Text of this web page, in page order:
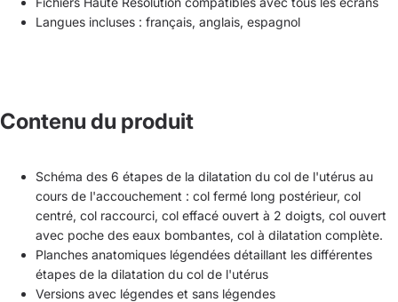
Langues incluses : français, anglais, espagnol
Contenu du produit
Schéma des 6 étapes de la dilatation du col de l'utérus au
cours de l'accouchement : col fermé long postérieur, col
centré, col raccourci, col effacé ouvert à 2 doigts, col ouvert
avec poche des eaux bombantes, col à dilatation complète.
Planches anatomiques légendées détaillant les différentes
étapes de la dilatation du col de l'utérus
Versions avec légendes et sans légendes